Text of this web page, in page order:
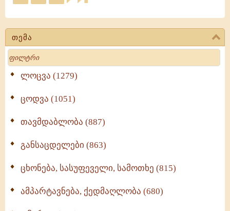
თემა
Search
ლოცვა (1279)
ცოდვა (1051)
თავმდაბლობა (887)
განსაცდელები (863)
ცხონება, სასუფეველი, სამოთხე (815)
ამპარტავნება, ქედმაღლობა (680)